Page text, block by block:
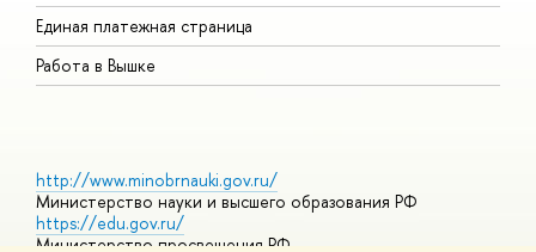
Единая платежная страница
Работа в Вышке
http://www.minobrnauki.gov.ru/
Министерство науки и высшего образования РФ
https://edu.gov.ru/
Министерство просвещения РФ